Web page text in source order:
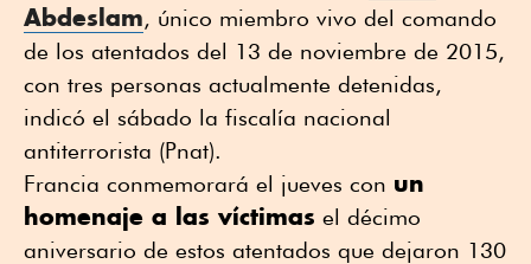
Abdeslam, único miembro vivo del comando
de los atentados del 13 de noviembre de 2015,
con tres personas actualmente detenidas,
indicó el sábado la fiscalía nacional
antiterrorista (Pnat).
Francia conmemorará el jueves con un
homenaje a las víctimas el décimo
aniversario de estos atentados que dejaron 130